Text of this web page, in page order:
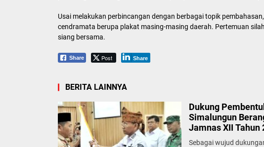
Usai melakukan perbincangan dengan berbagai topik
cendramata berupa plakat masing-masing daerah. Pertemuan
siang bersama.
Share Post Share
BERITA LAINNYA
Dukung
Simalungun
Jamnas XII Tahun
Sebagai wujud